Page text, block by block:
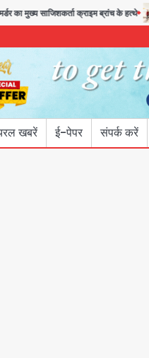
मुख्य साजिशकर्ता क्राइम ब्रांच के हत्थे
खबरें ई-पेपर संपर्क करें